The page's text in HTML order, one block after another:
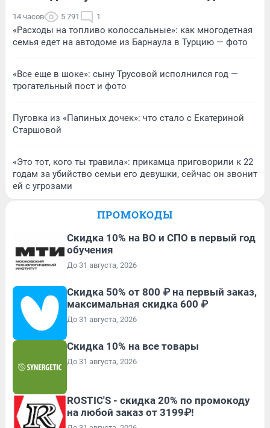
14 часов 5 791 1
«Расходы на топливо колоссальные»: как многодетная
семья едет на автодоме из Барнаула в Турцию — фото
«Все еще в шоке»: сыну Трусовой исполнился год —
трогательный пост и фото
Пуговка из «Папиных дочек»: что стало с Екатериной
Старшовой
«Это тот, кого ты травила»: прикамца приговорили к 22
годам за убийство семьи его девушки, сейчас он звонит
ей с угрозами
ПРОМОКОДЫ
Скидка 10% на ВО и СПО в первый год
обучения
До 31 августа, 2026
Скидка 50% от 800 ₽ на первый заказ,
максимальная скидка 600 ₽
До 31 августа, 2026
Скидка 10% на все товары
До 31 августа, 2026
ROSTIC'S - скидка 20% по промокоду
на любой заказ от 3199₽!